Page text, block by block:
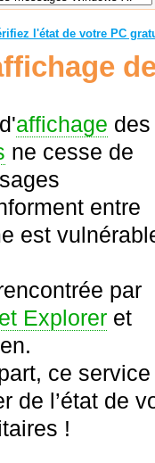
l'état de votre PC
affichage des
ne cesse de
entre
est
par
Exploreret
ce
de l’état de
!